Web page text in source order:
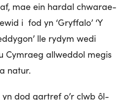
mae ein hardal chwarae-
i fod yn ‘Gryffalo’ ‘Y
lle rydym wedi
Cymraeg allweddol megis
natur.
dod gartref o’r clwb ôl-